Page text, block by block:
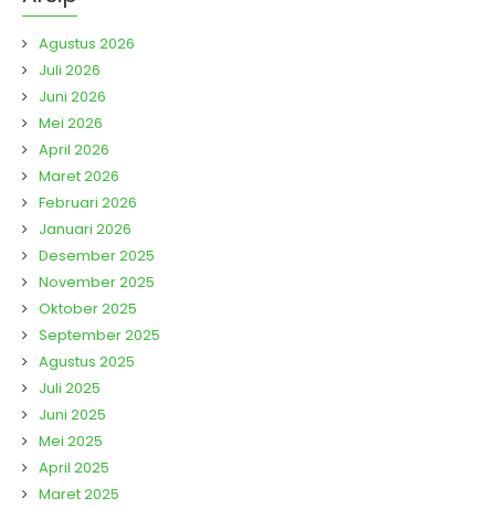
Agustus 2026
Juli 2026
Juni 2026
Mei 2026
April 2026
Maret 2026
Februari 2026
Januari 2026
Desember 2025
November 2025
Oktober 2025
September 2025
Agustus 2025
Juli 2025
Juni 2025
Mei 2025
April 2025
Maret 2025